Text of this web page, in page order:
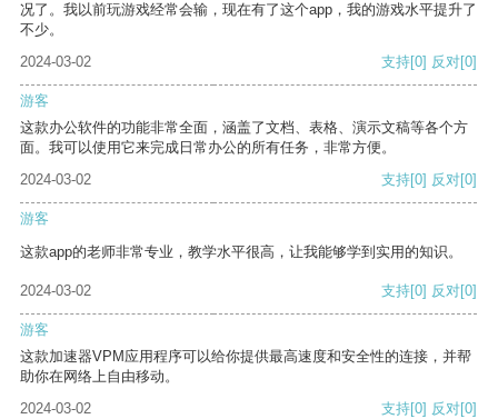
况了。我以前玩游戏经常会输，现在有了这个app，我的游戏水平提升了
不少。
2024-03-02
支持[0] 反对[0]
游客
这款办公软件的功能非常全面，涵盖了文档、表格、演示文稿等各个方
面。我可以使用它来完成日常办公的所有任务，非常方便。
2024-03-02
支持[0] 反对[0]
游客
这款app的老师非常专业，教学水平很高，让我能够学到实用的知识。
2024-03-02 支持[0] 反对[0]
游客
这款加速器VPM应用程序可以给你提供最高速度和安全性的连接，并帮
助你在网络上自由移动。
2024-03-02
支持[0] 反对[0]